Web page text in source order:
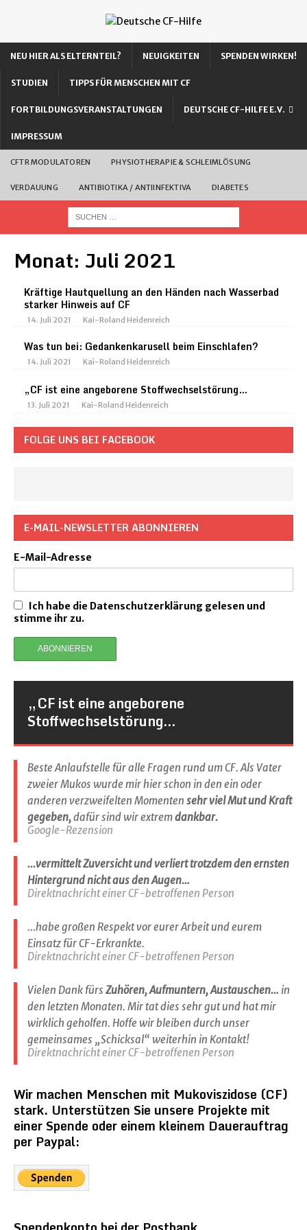
NEU HIER ALS ELTERNTEIL? NEUIGKEITEN SPENDEN WIRKEN!
STUDIEN TIPPS FÜR MENSCHEN MIT CF
FORTBILDUNGSVERANSTALTUNGEN DEUTSCHE CF-HILFE E.V.
IMPRESSUM
CFTR MODULATOREN PHYSIOTHERAPIE & SCHLEIMLÖSUNG
VERDAUUNG ANTIBIOTIKA / ANTIINFEKTIVA DIABETES
Monat: Juli 2021
Kräftige Hautquellung an den Händen nach Wasserbad
starker Hinweis auf CF
14. Juli 2021 Kai-Roland Heidenreich
Was tun bei: Gedankenkarusell beim Einschlafen?
14. Juli 2021 Kai-Roland Heidenreich
„CF ist eine angeborene Stoffwechselstörung…
13. Juli 2021 Kai-Roland Heidenreich
FOLGE UNS BEI FACEBOOK
E-MAIL-NEWSLETTER ABONNIEREN
E-Mail-Adresse
Ich habe die Datenschutzerklärung gelesen und
stimme ihr zu.
„CF ist eine angeborene
Stoffwechselstörung…
Beste Anlaufstelle für alle Fragen rund um CF. Als Vater
zweier Mukos wurde mir hier schon in den ein oder
anderen verzweifelten Momenten sehr viel Mut und Kraft
gegeben,dafür sind wir extremdankbar.
Google-Rezension
...vermittelt Zuversicht und verliert trotzdem den ernsten
Hintergrund nicht aus den Augen…
Direktnachricht einer CF-betroffenen Person
...habe großen Respekt vor eurer Arbeit und eurem
Einsatz für CF-Erkrankte.
Direktnachricht einer CF-betroffenen Person
Vielen Dank fürs Zuhören, Aufmuntern, Austauschen… in
den letzten Monaten. Mir tat dies sehr gut und hat mir
wirklich geholfen. Hoffe wir bleiben durch unser
gemeinsames „Schicksal“ weiterhin in Kontakt!
Direktnachricht einer CF-betroffenen Person
Wir machen Menschen mit Mukoviszidose (CF)
stark. Unterstützen Sie unsere Projekte mit
einer Spende oder einem kleinem Dauerauftrag
per Paypal: